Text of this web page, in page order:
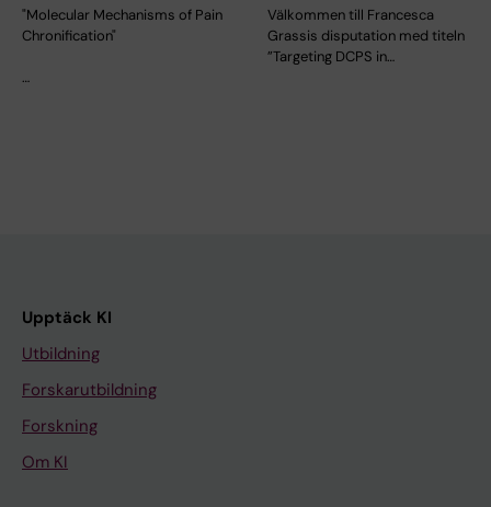
"Molecular Mechanisms of Pain
Chronification"
…
Välkommen till Francesca
Grassis disputation med titeln
”Targeting DCPS in…
Upptäck KI
Utbildning
Forskarutbildning
Forskning
Om KI